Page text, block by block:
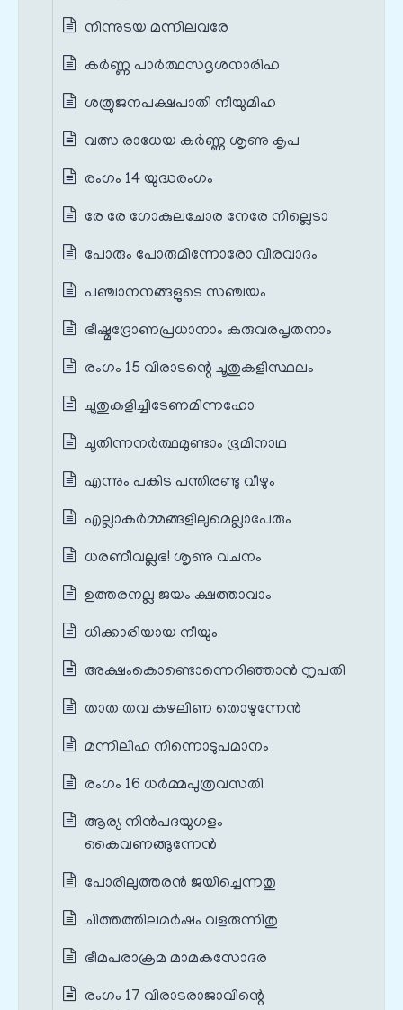
നിന്നുടയ മന്നിലവരേ
കർണ്ണ പാർത്ഥസദൃശനാരിഹ
ശത്രുജനപക്ഷപാതി നീയുമിഹ
വത്സ രാധേയ കർണ്ണ ശൃണു കൃപ
രംഗം 14 യുദ്ധരംഗം
രേ രേ ഗോകുലചോര നേരേ നില്ലെടാ
പോരും പോരുമിന്നോരോ വീരവാദം
പഞ്ചാനനങ്ങളുടെ സഞ്ചയം
ഭീഷ്മദ്രോണപ്രധാനാം കുരുവരപൃതനാം
രംഗം 15 വിരാടന്റെ ചൂതുകളിസ്ഥലം
ചൂതുകളിച്ചിടേണമിന്നഹോ
ചൂതിന്നനർത്ഥമുണ്ടാം ഭൂമിനാഥ
എന്നും പകിട പന്തിരണ്ടു വീഴും
എല്ലാകർമ്മങ്ങളിലുമെല്ലാപേരും
ധരണീവല്ലഭ! ശൃണു വചനം
ഉത്തരനല്ല ജയം ക്ഷത്താവാം
ധിക്കാരിയായ നീയും
അക്ഷംകൊണ്ടൊന്നെറിഞ്ഞാൻ നൃപതി
താത തവ കഴലിണ തൊഴുന്നേൻ
മന്നിലിഹ നിന്നൊടുപമാനം
രംഗം 16 ധർമ്മപുത്രവസതി
ആര്യ നിൻപദയുഗളം
കൈവണങ്ങുന്നേൻ
പോരിലുത്തരൻ ജയിച്ചെന്നതു
ചിത്തത്തിലമർഷം വളരുന്നിതു
ഭീമപരാക്രമ മാമകസോദര
രംഗം 17 വിരാടരാജാവിന്റെ